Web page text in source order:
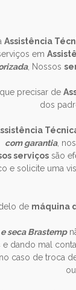
Assistência
em
, Nossos
precisar de
dos
com garantia,
serviços são
e solicite uma
de máquina
seca Brastemp
dando mal
caso de troca